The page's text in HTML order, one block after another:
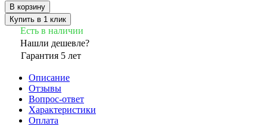
В корзину
Купить в 1 клик
Есть в наличии
Нашли дешевле?
Гарантия 5 лет
Описание
Отзывы
Вопрос-ответ
Характеристики
Оплата